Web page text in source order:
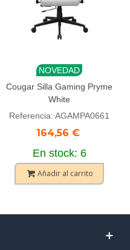
NOVEDAD
Cougar Silla Gaming Pryme
White
Referencia: AGAMPA0661
164,56 €
En stock: 6
Añadir al carrito